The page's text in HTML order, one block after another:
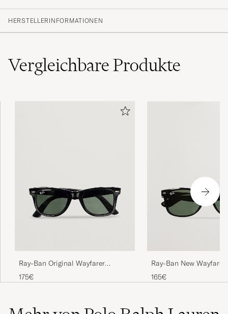
HERSTELLERINFORMATIONEN
VergleichbareProdukte
Ray-Ban Original Wayfarer
Sunglasses Black/Crystal Green
175€
Ray-Ban New Wayfarer
Sunglasses Black/
165€